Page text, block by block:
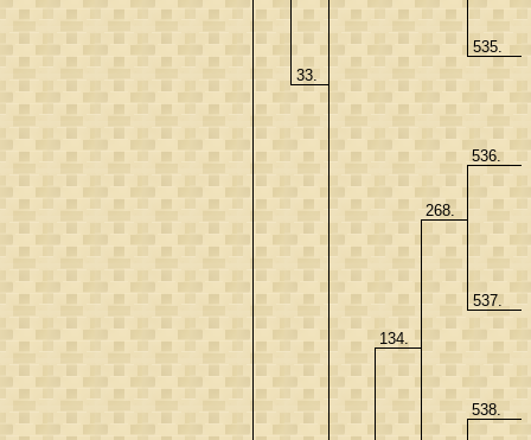
33.
535.
134.
268.
536.
537.
538.